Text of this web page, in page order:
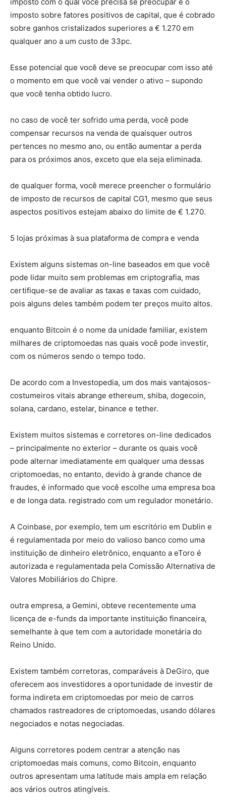
imposto sobre fatores positivos de capital, que é cobrado
sobre ganhos cristalizados superiores a € 1.270 em
qualquer ano a um custo de 33pc.
Esse potencial que você deve se preocupar com isso até
o momento em que você vai vender o ativo – supondo
que você tenha obtido lucro.
no caso de você ter sofrido uma perda, você pode
compensar recursos na venda de quaisquer outros
pertences no mesmo ano, ou então aumentar a perda
para os próximos anos, exceto que ela seja eliminada.
de qualquer forma, você merece preencher o formulário
de imposto de recursos de capital CG1, mesmo que seus
aspectos positivos estejam abaixo do limite de € 1.270.
5 lojas próximas à sua plataforma de compra e venda
Existem alguns sistemas on-line baseados em que você
pode lidar muito sem problemas em criptografia, mas
certifique-se de avaliar as taxas e taxas com cuidado,
pois alguns deles também podem ter preços muito altos.
enquanto Bitcoin é o nome da unidade familiar, existem
milhares de criptomoedas nas quais você pode investir,
com os números sendo o tempo todo.
De acordo com a Investopedia, um dos mais vantajosos-
costumeiros vitais abrange ethereum, shiba, dogecoin,
solana, cardano, estelar, binance e tether.
Existem muitos sistemas e corretores on-line dedicados
– principalmente no exterior – durante os quais você
pode alternar imediatamente em qualquer uma dessas
criptomoedas, no entanto, devido à grande chance de
fraudes, é informado que você escolhe uma empresa boa
e de longa data. registrado com um regulador monetário.
A Coinbase, por exemplo, tem um escritório em Dublin e
é regulamentada por meio do valioso banco como uma
instituição de dinheiro eletrônico, enquanto a eToro é
autorizada e regulamentada pela Comissão Alternativa de
Valores Mobiliários do Chipre.
outra empresa, a Gemini, obteve recentemente uma
licença de e-funds da importante instituição financeira,
semelhante à que tem com a autoridade monetária do
Reino Unido.
Existem também corretoras, comparáveis ​​à DeGiro, que
oferecem aos investidores a oportunidade de investir de
forma indireta em criptomoedas por meio de carros
chamados rastreadores de criptomoedas, usando dólares
negociados e notas negociadas.
Alguns corretores podem centrar a atenção nas
criptomoedas mais comuns, como Bitcoin, enquanto
outros apresentam uma latitude mais ampla em relação
aos vários outros atingíveis.